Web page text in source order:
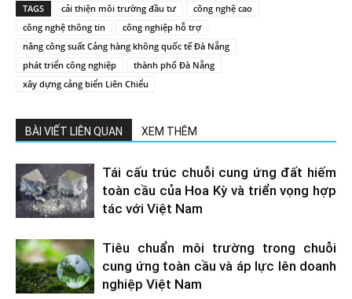
TAGS cải thiện môi trường đầu tư
công nghệ cao
công nghệ thông tin
công nghiệp hỗ trợ
nâng công suất Cảng hàng không quốc tế Đà Nẵng
phát triển công nghiệp
thành phố Đà Nẵng
xây dựng cảng biển Liên Chiểu
BÀI VIẾT LIÊN QUAN XEM THÊM
Tái cấu trúc chuỗi cung ứng đất hiếm
toàn cầu của Hoa Kỳ và triển vọng hợp
tác với Việt Nam
Tiêu chuẩn môi trường trong chuỗi
cung ứng toàn cầu và áp lực lên doanh
nghiệp Việt Nam